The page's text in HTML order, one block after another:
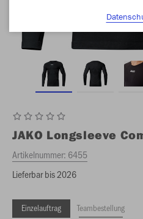
JAKO Longsleeve
Artikelnummer: 6455
Lieferbar bis 2026
Einzelauftrag Teambestellung